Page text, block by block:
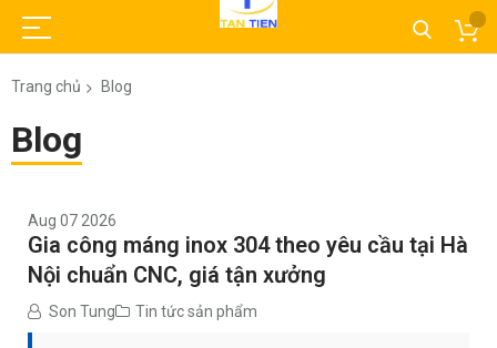
Trang chủ Blog
Blog
Aug 07 2026
Gia công máng inox 304 theo yêu cầu tại Hà
Nội chuẩn CNC, giá tận xưởng
Son Tung Tin tức sản phẩm